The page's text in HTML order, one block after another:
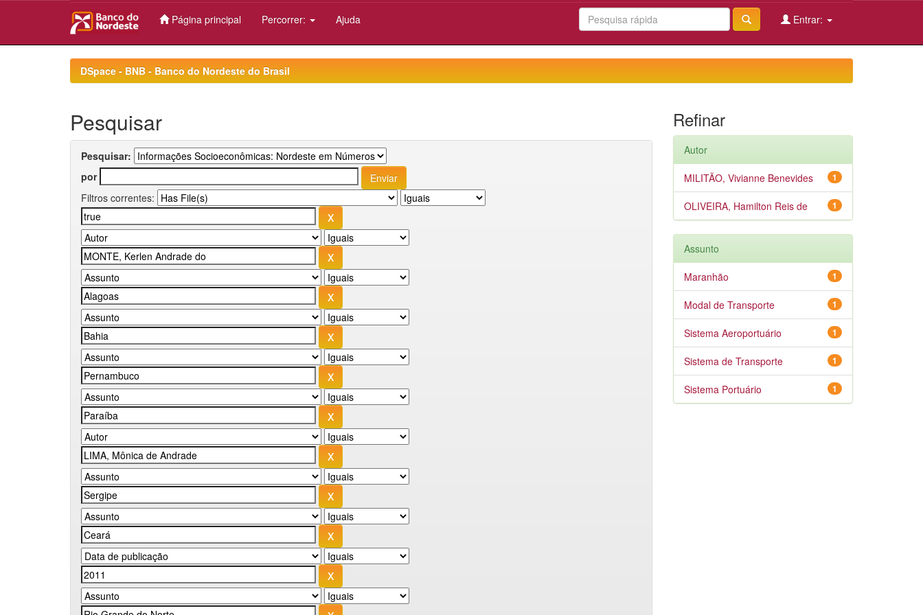
Página principal Percorrer: Ajuda Entrar:
DSpace - BNB - Banco do Nordeste do Brasil
Pesquisar
Pesquisar:
por
Filtros correntes:
Refinar
Autor
1
MILITÃO, Vivianne Benevides
1
OLIVEIRA, Hamilton Reis de
Assunto
1
Maranhão
1
Modal de Transporte
1
Sistema Aeroportuário
1
Sistema de Transporte
1
Sistema Portuário